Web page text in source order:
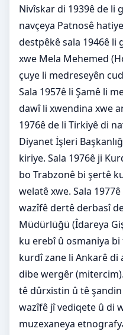
Nivîskar di 1939ê de li
navçeya Patnosê
destpêkê sala 1946ê li
xwe Mela Mehemed
çuye li medreseyên
Sala 1957ê li Şamê li
dawî li xwendina xwe
1976ê de li Tirkiyê di
Diyanet İşleri
kiriye. Sala 1976ê ji
bo Trabzonê bi şertê
welatê xwe. Sala
wazîfê dertê derbasî
Müdürlüğü (Îdareya
ku erebî û osmaniya
kurdî zane li Ankarê di
dibe wergêr
tê dûrxistin û tê şandin
wazîfê jî vediqete û di
muzexaneya